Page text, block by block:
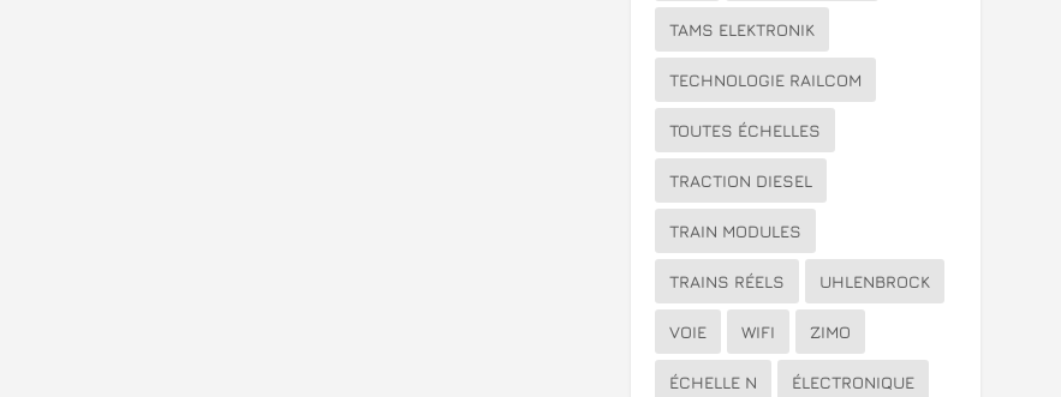
TAMS ELEKTRONIK
TECHNOLOGIE RAILCOM
TOUTES ÉCHELLES
TRACTION DIESEL
TRAIN MODULES
TRAINS RÉELS UHLENBROCK
VOIE WIFI ZIMO
ÉCHELLE N ÉLECTRONIQUE